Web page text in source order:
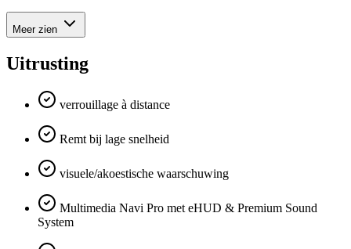
Meer zien
Uitrusting
verrouillage à distance
Remt bij lage snelheid
visuele/akoestische waarschuwing
Multimedia Navi Pro met eHUD & Premium Sound
System